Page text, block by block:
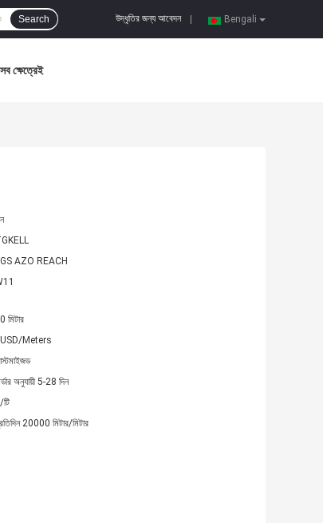
Bengali
উদ্ধৃতির জন্য আবেদন
Search
সব ক্ষেত্রেই
AZO REACH
মিটার
Meters
অনুযায়ী 5-28 দিন
টি
20000 মিটার/মিটার